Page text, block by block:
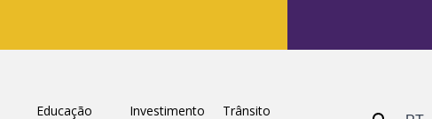
Educação Investimento
Trânsito